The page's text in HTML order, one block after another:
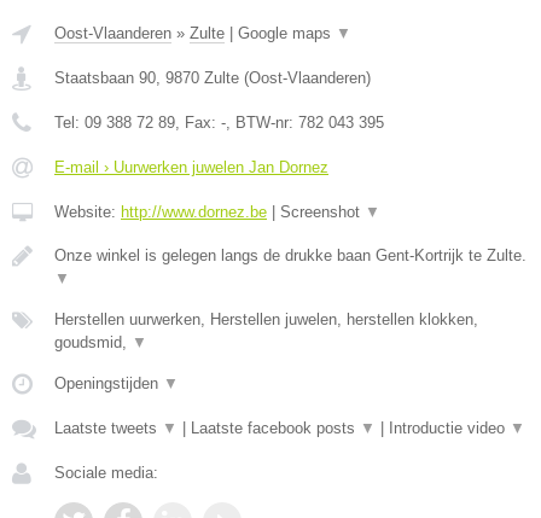
Oost-Vlaanderen » Zulte Google maps ▼
Staatsbaan 90, 9870 Zulte (Oost-Vlaanderen)
Tel: 09 388 72 89, Fax: -, BTW-nr: 782 043 395
E-mail › Uurwerken juwelen Jan Dornez
Website: http://www.dornez.be Screenshot ▼
Onze winkel is gelegen langs de drukke baan Gent-Kortrijk te Zulte.
▼
Herstellen uurwerken, Herstellen juwelen, herstellen klokken,
goudsmid, ▼
Openingstijden ▼
Laatste tweets ▼ Laatste facebook posts ▼ Introductie video ▼
Sociale media: